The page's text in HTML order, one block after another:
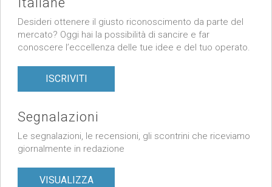
Desideri ottenere il giusto riconoscimento da parte del
mercato? Oggi hai la possibilità di sancire e far
conoscere l’eccellenza delle tue idee e del tuo operato.
ISCRIVITI
Segnalazioni
Le segnalazioni, le recensioni, gli scontrini che riceviamo
giornalmente in redazione
VISUALIZZA